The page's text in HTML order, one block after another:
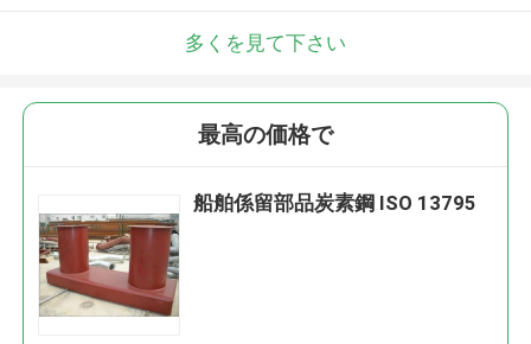
多くを見て下さい
最高の価格で
船舶係留部品炭素鋼 ISO 13795